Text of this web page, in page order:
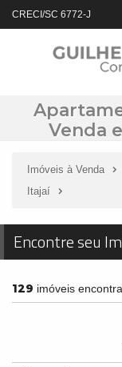
CRECI/SC 6772-J
Venda
Imóveis à Venda
Itajaí
Encontre seu
129 imóveis